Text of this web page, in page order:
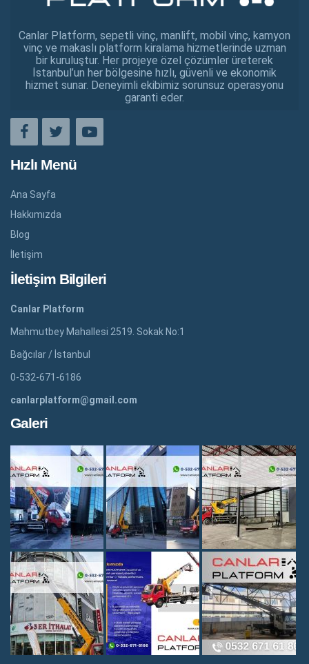
Canlar Platform, sepetli vinç, manlift, mobil vinç, kamyon
vinç ve makaslı platform kiralama hizmetlerinde uzman
bir kuruluştur. Her projeye özel çözümler üreterek
İstanbul’un her bölgesine hızlı, güvenli ve ekonomik
hizmet sunar. Deneyimli ekibimiz sorunsuz operasyonu
garanti eder.
Hızlı Menü
Ana Sayfa
Hakkımızda
Blog
İletişim
İletişim Bilgileri
Canlar Platform
Mahmutbey Mahallesi 2519. Sokak No:1
Bağcılar / İstanbul
0-532-671-6186
canlarplatform@gmail.com
Galeri